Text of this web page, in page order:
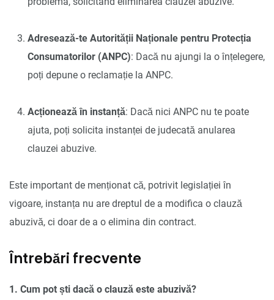
Adresează-te Autorității Naționale pentru Protecția
Consumatorilor (ANPC): Dacă nu ajungi la o înțelegere,
poți depune o reclamație la ANPC.
Acționează în instanță: Dacă nici ANPC nu te poate
ajuta, poți solicita instanței de judecată anularea
clauzei abuzive.
Este important de menționat că, potrivit legislației în
vigoare, instanța nu are dreptul de a modifica o clauză
abuzivă, ci doar de a o elimina din contract.
Întrebări frecvente
1. Cum pot ști dacă o clauză este abuzivă?